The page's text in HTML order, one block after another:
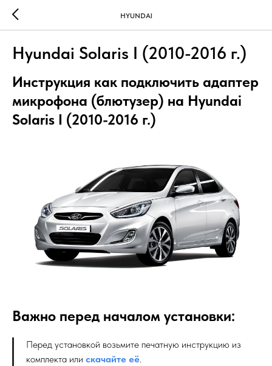
HYUNDAI
Hyundai Solaris I (2010-2016 г.)
Инструкция как подключить адаптер
микрофона (блютузер) на Hyundai
Solaris I (2010-2016 г.)
Важно перед началом установки:
Перед установкой возьмите печатную инструкцию из
комплекта или скачайте её.